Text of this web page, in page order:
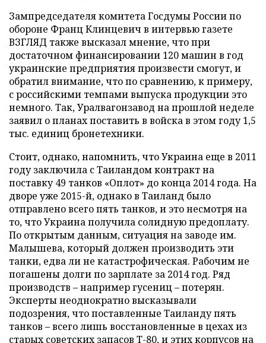
Зампредседателя комитета Госдумы России по
обороне Франц Клинцевич в интервью газете
ВЗГЛЯД также высказал мнение, что при
достаточном финансировании 120 машин в год
украинские предприятия произвести смогут, и
обратил внимание, что по сравнению, к примеру,
с российскими темпами выпуска продукции это
немного. Так, Уралвагонзавод на прошлой неделе
заявил о планах поставить в войска в этом году 1,5
тыс. единиц бронетехники.
Стоит, однако, напомнить, что Украина еще в 2011
году заключила с Таиландом контракт на
поставку 49 танков «Оплот» до конца 2014 года. На
дворе уже 2015-й, однако в Таиланд было
отправлено всего пять танков, и это несмотря на
то, что Украина получила солидную предоплату.
По открытым данным, ситуация на заводе им.
Малышева, который должен производить эти
танки, едва ли не катастрофическая. Рабочим не
погашены долги по зарплате за 2014 год. Ряд
производств – например гусениц – потерян.
Эксперты неоднократно высказывали
подозрения, что поставленные Таиланду пять
танков – всего лишь восстановленные в цехах из
старых советских запасов Т-80, и этих корпусов на